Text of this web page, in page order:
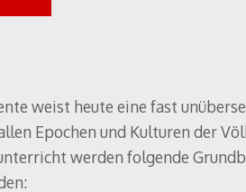
weist heute eine fast
Epochen und Kulturen der
werden folgende